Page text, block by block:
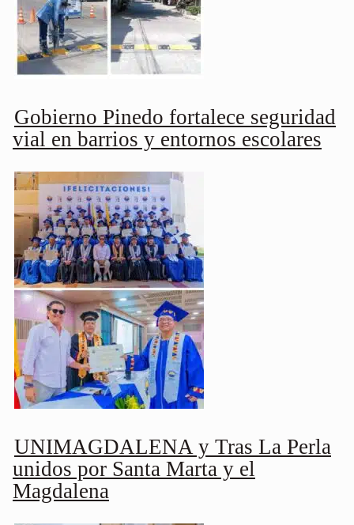
Gobierno Pinedo fortalece seguridad
vial en barrios y entornos escolares
UNIMAGDALENA y Tras La Perla
unidos por Santa Marta y el
Magdalena